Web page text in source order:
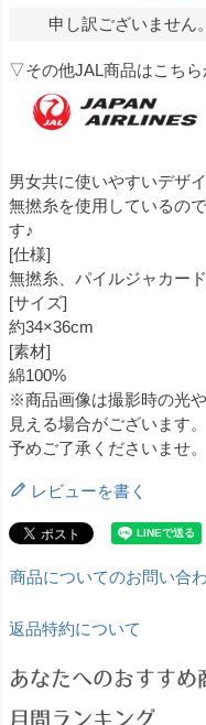
申し訳ございません
▽その他JAL商品はこちら
男女共に使いやすいデザ
無撚糸を使用しているの
す♪
[仕様]
無撚糸、パイルジャカー
[サイズ]
約34×36cm
[素材]
綿100%
※商品画像は撮影時の光
見える場合がございます。
予めご了承くださいませ。
レビューを書く
商品についてのお問い合
返品特約について
あなたへのおすすめ
月間ランキング